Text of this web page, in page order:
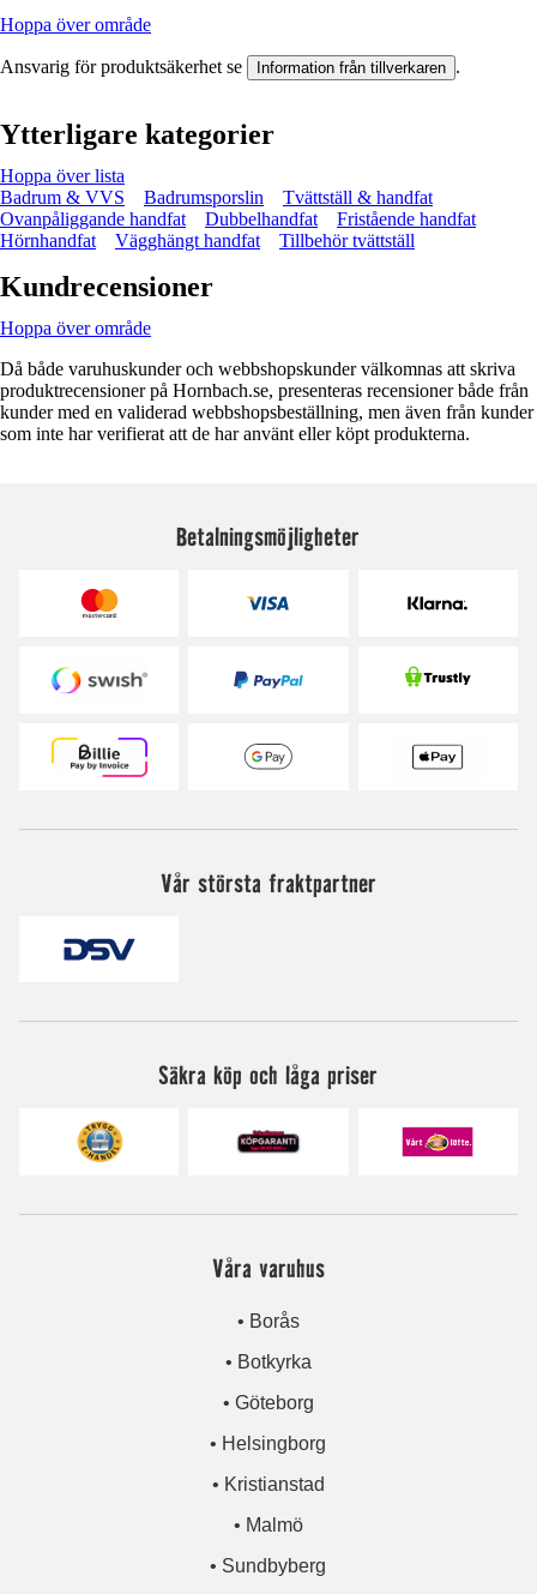
Hoppa över område
Ansvarig för produktsäkerhet se Information från tillverkaren .
Ytterligare kategorier
Hoppa över lista
Badrum & VVS
Badrumsporslin
Tvättställ & handfat
Ovanpåliggande handfat
Dubbelhandfat
Fristående handfat
Hörnhandfat
Vägghängt handfat Tillbehör tvättställ
Kundrecensioner
Hoppa över område
Då både varuhuskunder och webbshopskunder välkomnas att skriva
produktrecensioner på Hornbach.se, presenteras recensioner både från
kunder med en validerad webbshopsbeställning, men även från kunder
som inte har verifierat att de har använt eller köpt produkterna.
Betalningsmöjligheter
Vår största fraktpartner
Säkra köp och låga priser
Våra varuhus
• Borås
• Botkyrka
• Göteborg
• Helsingborg
• Kristianstad
• Malmö
• Sundbyberg